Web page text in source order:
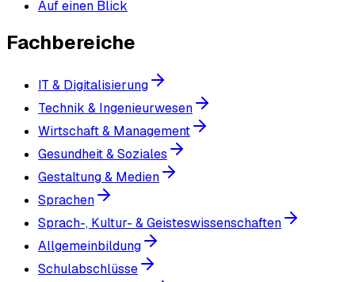
Auf einen Blick
Fachbereiche
IT & Digitalisierung
Technik & Ingenieurwesen
Wirtschaft & Management
Gesundheit & Soziales
Gestaltung & Medien
Sprachen
Sprach-, Kultur- & Geisteswissenschaften
Allgemeinbildung
Schulabschlüsse